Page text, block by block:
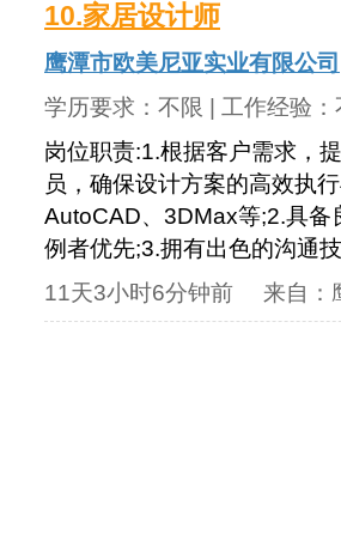
10.家居设计师
鹰潭市欧美尼亚实业有限公司
学历要求： 不限 | 工作经验：
岗位职责:1.根据客户需求，
员，确保设计方案的高效执
AutoCAD、3DMax等;2.具备
例者优先;3.拥有出色的沟通
11天3小时6分钟前 来自：